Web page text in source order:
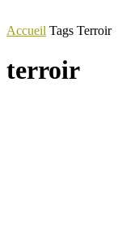
Accueil Tags Terroir
terroir